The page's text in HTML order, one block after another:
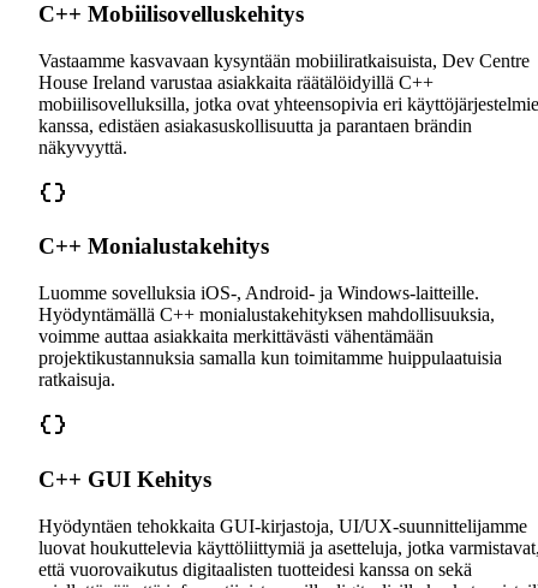
C++ Mobiilisovelluskehitys
Vastaamme kasvavaan kysyntään mobiiliratkaisuista, Dev Centre
House Ireland varustaa asiakkaita räätälöidyillä C++
mobiilisovelluksilla, jotka ovat yhteensopivia eri
kanssa, edistäen asiakasuskollisuutta ja parantaen brändin
näkyvyyttä.
C++ Monialustakehitys
Luomme sovelluksia iOS-, Android- ja Windows-laitteille.
Hyödyntämällä C++ monialustakehityksen mahdollisuuksia,
voimme auttaa asiakkaita merkittävästi vähentämään
projektikustannuksia samalla kun toimitamme huippulaatuisia
ratkaisuja.
C++ GUI Kehitys
Hyödyntäen tehokkaita GUI-kirjastoja, UI/UX-suunnittelijamme
luovat houkuttelevia käyttöliittymiä ja asetteluja, jotka
että vuorovaikutus digitaalisten tuotteidesi kanssa on sekä